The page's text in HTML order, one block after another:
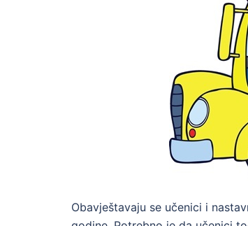
Obavještavaju se učenici i